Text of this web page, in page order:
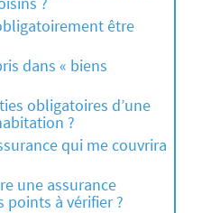
être
dans « biens
obligatoires d’une
?
qui me couvrira
une assurance
à vérifier ?